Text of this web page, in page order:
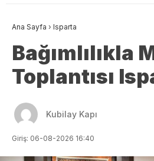
Ana Sayfa › Isparta
Bağımlılıkla
Toplantısı
Kubilay Kapı
Giriş: 06-08-2026 16:40